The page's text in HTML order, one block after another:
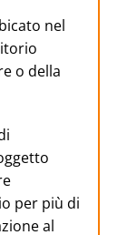
nel
o della
per più di
al